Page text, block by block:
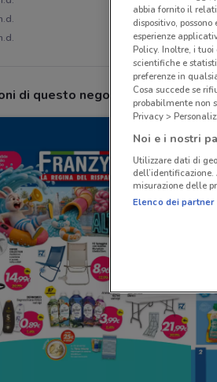
di questo negozio
abbia fornito il
dispositivo,
esperienze
Policy. Inoltre, i tuoi
scientifiche e
preferenze in
Cosa succede se
probabilmente non
Privacy >
Noi e i nostri
Utilizzare dati di
misurazione delle
Elenco dei partner